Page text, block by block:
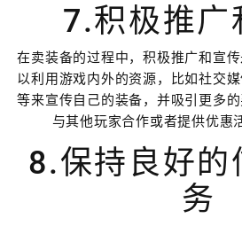
7.积极推广
在卖装备的过程中，积极推广和宣
以利用游戏内外的资源，比如社交
等来宣传自己的装备，并吸引更多
与其他玩家合作或者提供优惠
8.保持良好的
务